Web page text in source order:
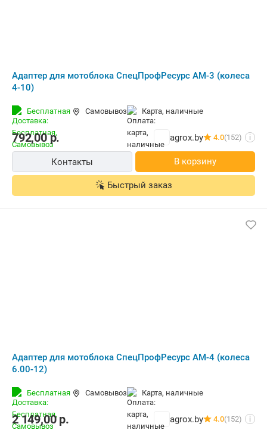
Адаптер для мотоблока СпецПрофРесурс АМ-3 (колеса
4-10)
Бесплатная Самовывоз карта, наличные
792,00р. agrox.by 4.0(152) i
Контакты В корзину
Быстрый заказ
Адаптер для мотоблока СпецПрофРесурс АМ-4 (колеса
6.00-12)
Бесплатная Самовывоз карта, наличные
2 149,00р. agrox.by 4.0(152) i